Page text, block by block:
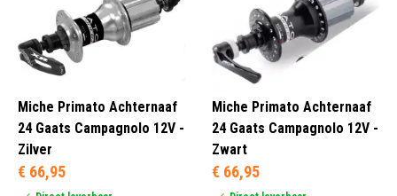
Miche Primato Achternaaf
24 Gaats Campagnolo 12V -
Zilver
€ 66,95
Miche Primato Achternaaf
24 Gaats Campagnolo 12V -
Zwart
€ 66,95